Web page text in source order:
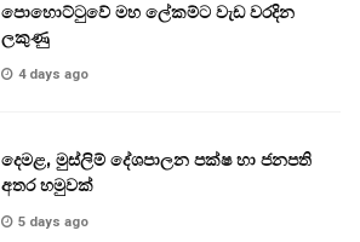
පොහොට්ටුවේ මහ ලේකම්ට වැඩ වරදින
ලකුණු
4 days ago
දෙමළ, මුස්ලිම් දේශපාලන පක්ෂ හා ජනපති
අතර හමුවක්
5 days ago